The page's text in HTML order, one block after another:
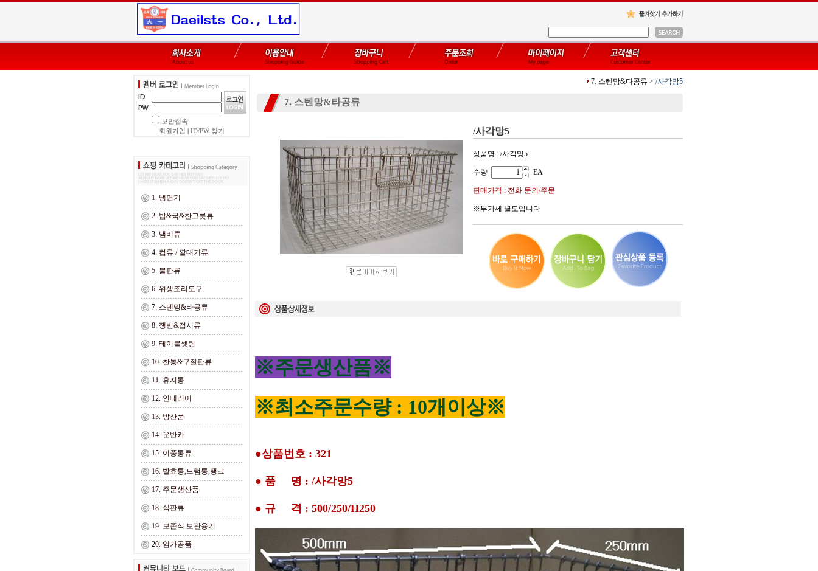
보안접속
회원가입
ID/PW 찾기
1. 냉면기
2. 밥&국&찬그릇류
3. 냄비류
4. 컵류 / 깔대기류
5. 불판류
6. 위생조리도구
7. 스텐망&타공류
8. 쟁반&접시류
9. 테이블셋팅
10. 찬통&구절판류
11. 휴지통
12. 인테리어
13. 방산품
14. 운반카
15. 이중통류
16. 발효통,드럼통,탱크
17. 주문생산품
18. 식판류
19. 보존식 보관용기
20. 임가공품
7. 스텐망&타공류 > /사각망5
7. 스텐망&타공류
/사각망5
상품명 : /사각망5
수량 EA
판매가격 : 전화 문의/주문
※부가세 별도입니다
※주문생산품※
※최소주문수량 : 10개이상※
●상품번호 : 321
● 품 명 : /사각망5
● 규 격 : 500/250/H250